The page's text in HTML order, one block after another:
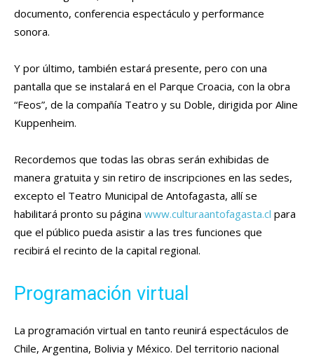
documento, conferencia espectáculo y performance
sonora.
Y por último, también estará presente, pero con una
pantalla que se instalará en el Parque Croacia, con la obra
“Feos”, de la compañía Teatro y su Doble, dirigida por Aline
Kuppenheim.
Recordemos que todas las obras serán exhibidas de
manera gratuita y sin retiro de inscripciones en las sedes,
excepto el Teatro Municipal de Antofagasta, allí se
habilitará pronto su página www.culturaantofagasta.cl para
que el público pueda asistir a las tres funciones que
recibirá el recinto de la capital regional.
Programación virtual
La programación virtual en tanto reunirá espectáculos de
Chile, Argentina, Bolivia y México. Del territorio nacional